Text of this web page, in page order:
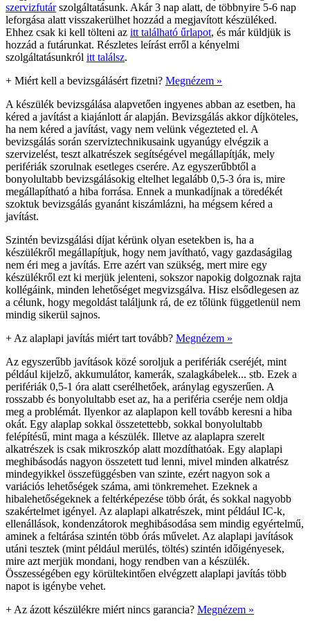
szervizfutárszolgáltatásunk. Akár 3 nap alatt, de többnyire 5-6 nap
leforgása alatt visszakerülhet hozzád a megjavított készüléked.
Ehhez csak ki kell tölteni az itt található űrlapot, és már küldjük is
hozzád a futárunkat. Részletes leírást erről a kényelmi
szolgáltatásunkról itt találsz.
+ Miért kell a bevizsgálásért fizetni? Megnézem »
A készülék bevizsgálása alapvetően ingyenes abban az esetben, ha
kéred a javítást a kiajánlott ár alapján. Bevizsgálás akkor díjköteles,
ha nem kéred a javítást, vagy nem velünk végezteted el. A
bevizsgálás során szerviztechnikusaink ugyanúgy elvégzik a
szervizelést, teszt alkatrészek segítségével megállapítják, mely
perifériák szorulnak esetleges cserére. Az egyszerűbbtől a
bonyolultabb bevizsgálásokig eltelhet legalább 0,5-3 óra is, mire
megállapítható a hiba forrása. Ennek a munkadíjnak a töredékét
szoktuk bevizsgálás gyanánt kiszámlázni, ha mégsem kéred a
javítást.
Szintén bevizsgálási díjat kérünk olyan esetekben is, ha a
készülékről megállapítjuk, hogy nem javítható, vagy gazdaságilag
nem éri meg a javítás. Erre azért van szükség, mert mire egy
készülékről ezt ki merjük jelenteni, sokszor napokig dolgoznak rajta
kollégáink, minden lehetőséget megvizsgálva. Hisz elsődlegesen az
a célunk, hogy megoldást találjunk rá, de ez tőlünk függetlenül nem
mindig sikerül sajnos.
+ Az alaplapi javítás miért tart tovább? Megnézem »
Az egyszerűbb javítások közé soroljuk a perifériák cseréjét, mint
például kijelző, akkumulátor, kamerák, szalagkábelek... stb. Ezek a
perifériák 0,5-1 óra alatt cserélhetőek, aránylag egyszerűen. A
rosszabb és bonyolultabb eset az, ha a periféria cseréje nem oldja
meg a problémát. Ilyenkor az alaplapon kell tovább keresni a hiba
okát. Egy alaplap sokkal összetettebb, sokkal bonyolultabb
felépítésű, mint maga a készülék. Illetve az alaplapra szerelt
alkatrészek is csak mikroszkóp alatt mozdíthatóak. Egy alaplapi
meghibásodás nagyon összetett tud lenni, mivel minden alkatrész
mindegyikkel összefüggésben van szinte, ezért nagyon sok a
variációs lehetőségek száma, ami tönkremehet. Ezeknek a
hibalehetőségeknek a feltérképezése több órát, és sokkal nagyobb
szakértelmet igényel. Az alaplapi alkatrészek, mint például IC-k,
ellenállások, kondenzátorok meghibásodása sem mindig egyértelmű,
aminek a feltárása szintén több órás művelet. Az alaplapi javítások
utáni tesztek (mint például merülés, töltés) szintén időigényesek,
mire azt merjük mondani, hogy rendben van a készülék.
Összességében egy körültekintően elvégzett alaplapi javítás több
napot is igénybe vehet.
+ Az ázott készülékre miért nincs garancia? Megnézem »